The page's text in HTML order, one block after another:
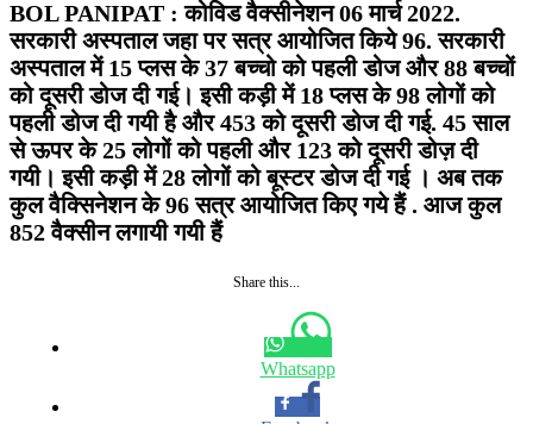
BOL PANIPAT : कोविड वैक्सीनेशन 06 मार्च 2022.
सरकारी अस्पताल जहा पर सत्र आयोजित किये 96. सरकारी
अस्पताल में 15 प्लस के 37 बच्चो को पहली डोज और 88 बच्चों
को दूसरी डोज दी गई। इसी कड़ी में 18 प्लस के 98 लोगों को
पहली डोज दी गयी है और 453 को दूसरी डोज दी गई. 45 साल
से ऊपर के 25 लोगों को पहली और 123 को दूसरी डोज़ दी
गयी। इसी कड़ी में 28 लोगों को बूस्टर डोज दी गई । अब तक
कुल वैक्सिनेशन के 96 सत्र आयोजित किए गये हैं . आज कुल
852 वैक्सीन लगायी गयी हैं
Share this...
Whatsapp